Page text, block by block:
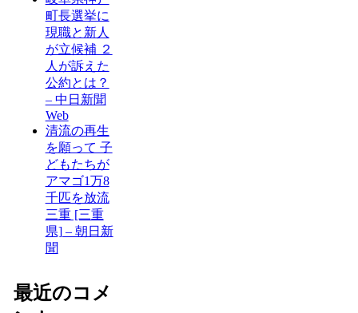
町長選挙に
現職と新人
が立候補 ２
人が訴えた
公約とは？
– 中日新聞
Web
清流の再生
を願って 子
どもたちが
アマゴ1万8
千匹を放流
三重 [三重
県] – 朝日新
聞
最近のコメ